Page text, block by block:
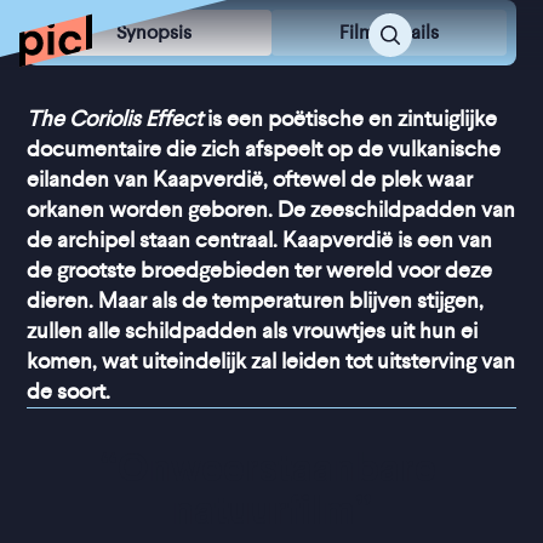
Synopsis Film Details
The Coriolis Effectis een poëtische en zintuiglijke
documentaire die zich afspeelt op de vulkanische
eilanden van Kaapverdië, oftewel de plek waar
orkanen worden geboren. De zeeschildpadden van
de archipel staan centraal. Kaapverdië is een van
de grootste broedgebieden ter wereld voor deze
dieren. Maar als de temperaturen blijven stijgen,
zullen alle schildpadden als vrouwtjes uit hun ei
komen, wat uiteindelijk zal leiden tot uitsterving van
de soort.